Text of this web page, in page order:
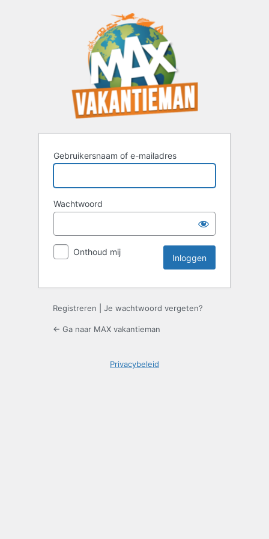
Gebruikersnaam of e-mailadres
Wachtwoord
Onthoud mij
Registreren Je wachtwoord vergeten?
← Ga naar MAX vakantieman
Privacybeleid